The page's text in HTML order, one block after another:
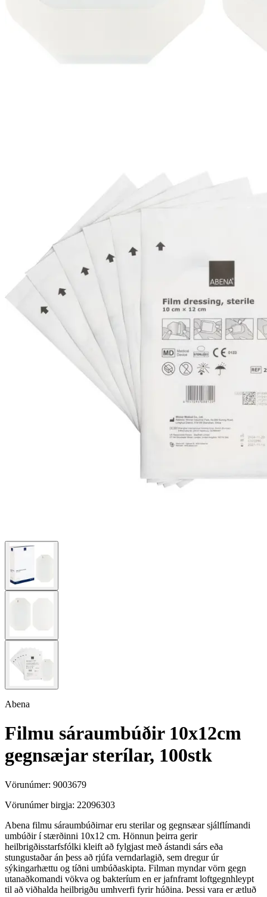
Abena
Filmu sáraumbúðir 10x12cm
gegnsæjar sterílar, 100stk
Vörunúmer: 9003679
Vörunúmer birgja: 22096303
Abena filmu sáraumbúðirnar eru sterilar og gegnsæar sjálflímandi
umbúðir í stærðinni 10x12 cm. Hönnun þeirra gerir
heilbrigðisstarfsfólki kleift að fylgjast með ástandi sárs eða
stungustaðar án þess að rjúfa verndarlagið, sem dregur úr
sýkingarhættu og tíðni umbúðaskipta. Filman myndar vörn gegn
utanaðkomandi vökva og bakteríum en er jafnframt loftgegnhleypt
til að viðhalda heilbrigðu umhverfi fyrir húðina. Þessi vara er ætluð